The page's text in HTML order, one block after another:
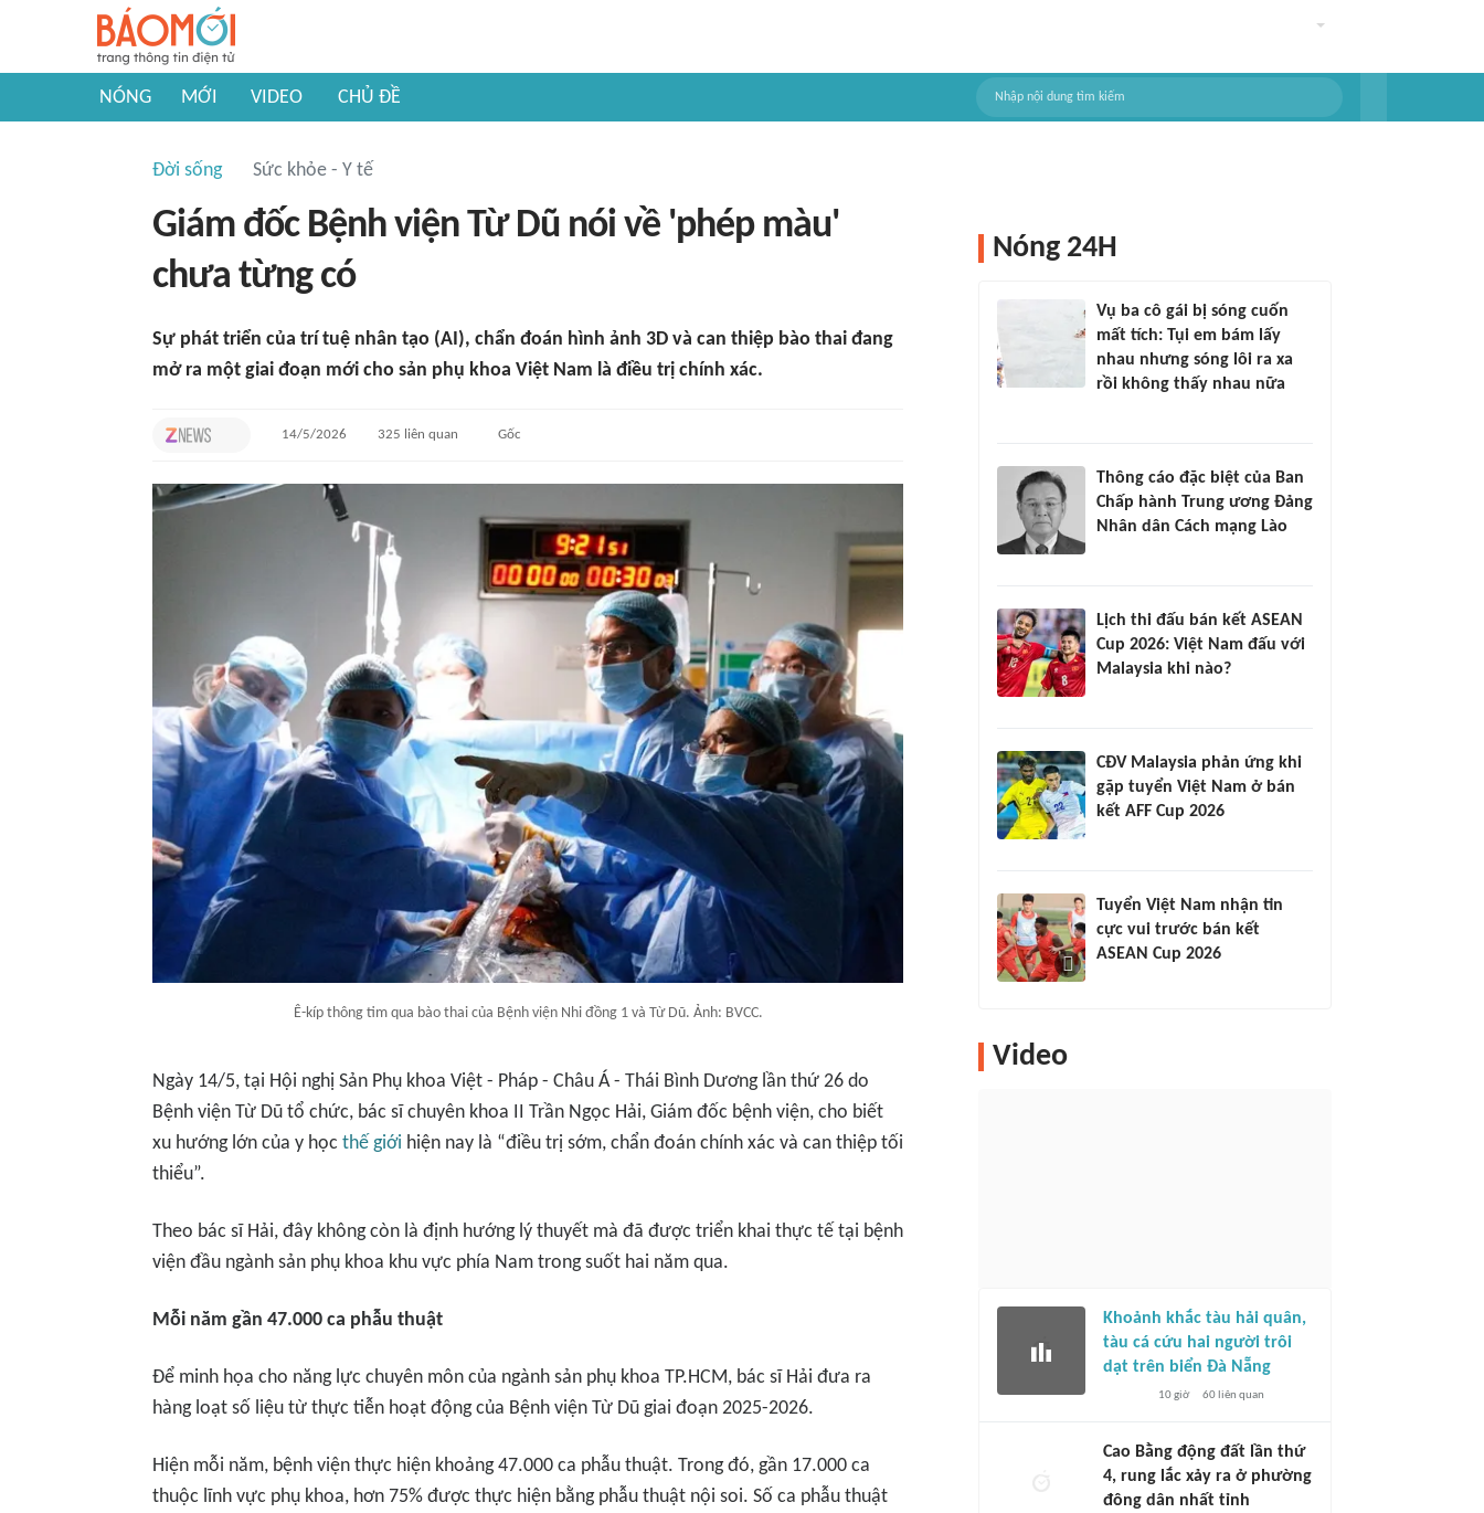
NÓNG MỚI VIDEO CHỦ ĐỀ
Đời sống Sức khỏe - Y tế
Giám đốc Bệnh viện Từ Dũ nói về 'phép màu'
chưa từng có
Sự phát triển của trí tuệ nhân tạo (AI), chẩn đoán hình ảnh 3D và can thiệp bào thai đang
mở ra một giai đoạn mới cho sản phụ khoa Việt Nam là điều trị chính xác.
14/5/2026 325 liên quan Gốc
Ê-kíp thông tim qua bào thai của Bệnh viện Nhi đồng 1 và Từ Dũ. Ảnh: BVCC.
Ngày 14/5, tại Hội nghị Sản Phụ khoa Việt - Pháp - Châu Á - Thái Bình Dương lần thứ 26 do
Bệnh viện Từ Dũ tổ chức, bác sĩ chuyên khoa II Trần Ngọc Hải, Giám đốc bệnh viện, cho biết
xu hướng lớn của y học thế giới hiện nay là “điều trị sớm, chẩn đoán chính xác và can thiệp tối
thiểu”.
Theo bác sĩ Hải, đây không còn là định hướng lý thuyết mà đã được triển khai thực tế tại bệnh
viện đầu ngành sản phụ khoa khu vực phía Nam trong suốt hai năm qua.
Mỗi năm gần 47.000 ca phẫu thuật
Để minh họa cho năng lực chuyên môn của ngành sản phụ khoa TP.HCM, bác sĩ Hải đưa ra
hàng loạt số liệu từ thực tiễn hoạt động của Bệnh viện Từ Dũ giai đoạn 2025-2026.
Hiện mỗi năm, bệnh viện thực hiện khoảng 47.000 ca phẫu thuật. Trong đó, gần 17.000 ca
thuộc lĩnh vực phụ khoa, hơn 75% được thực hiện bằng phẫu thuật nội soi. Số ca phẫu thuật
Nóng 24H
Vụ ba cô gái bị sóng cuốn
mất tích: Tụi em bám lấy
nhau nhưng sóng lôi ra xa
rồi không thấy nhau nữa
Thông cáo đặc biệt của Ban
Chấp hành Trung ương Đảng
Nhân dân Cách mạng Lào
Lịch thi đấu bán kết ASEAN
Cup 2026: Việt Nam đấu với
Malaysia khi nào?
CĐV Malaysia phản ứng khi
gặp tuyển Việt Nam ở bán
kết AFF Cup 2026
Tuyển Việt Nam nhận tin
cực vui trước bán kết
ASEAN Cup 2026
Video
Khoảnh khắc tàu hải quân,
tàu cá cứu hai người trôi
dạt trên biển Đà Nẵng
10 giờ 60liên quan
Cao Bằng động đất lần thứ
4, rung lắc xảy ra ở phường
đông dân nhất tỉnh